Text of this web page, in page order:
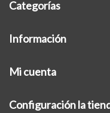
Categorías
Información
Mi cuenta
Configuración la